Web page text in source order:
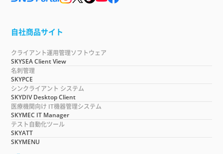
自社商品サイト
クライアント運用管理ソフトウェア
SKYSEA Client View
名刺管理
SKYPCE
シンクライアント システム
SKYDIV Desktop Client
医療機関向け IT機器管理システム
SKYMEC IT Manager
テスト自動化ツール
SKYATT
SKYMENU